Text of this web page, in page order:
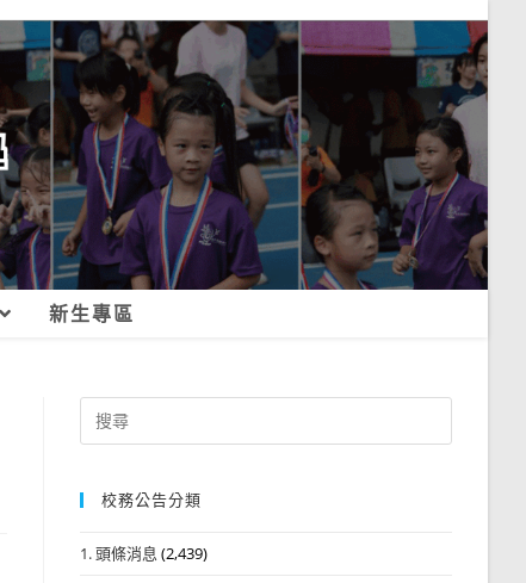
新生專區
Search
for:
校務公告分類
1. 頭條消息 (2,439)